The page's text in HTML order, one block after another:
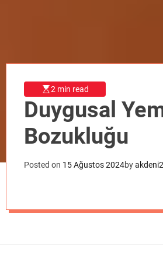
2 min read
Duygusal
Bozukluğu
Posted on 15 Ağustos 2024by